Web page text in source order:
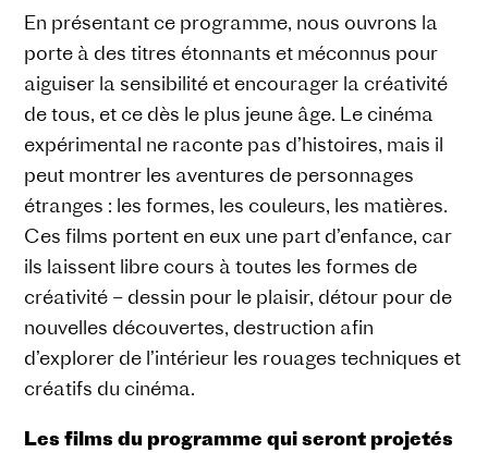
En présentant ce programme, nous ouvrons la
porte à des titres étonnants et méconnus pour
aiguiser la sensibilité et encourager la créativité
de tous, et ce dès le plus jeune âge. Le cinéma
expérimental ne raconte pas d’histoires, mais il
peut montrer les aventures de personnages
étranges : les formes, les couleurs, les matières.
Ces films portent en eux une part d’enfance, car
ils laissent libre cours à toutes les formes de
créativité – dessin pour le plaisir, détour pour de
nouvelles découvertes, destruction afin
d’explorer de l’intérieur les rouages techniques et
créatifs du cinéma.
Les films du programme qui seront projetés